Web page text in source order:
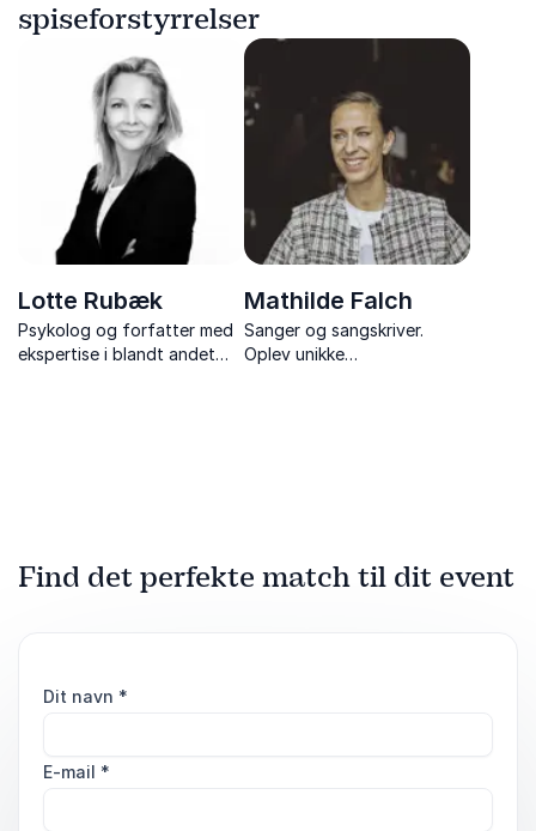
spiseforstyrrelser
Lotte Rubæk
Psykolog og forfatter med
ekspertise i blandt andet
Mathilde Falch
Sanger og sangskriver.
Oplev unikke
Find det perfekte match til dit event
Dit navn *
E-mail *